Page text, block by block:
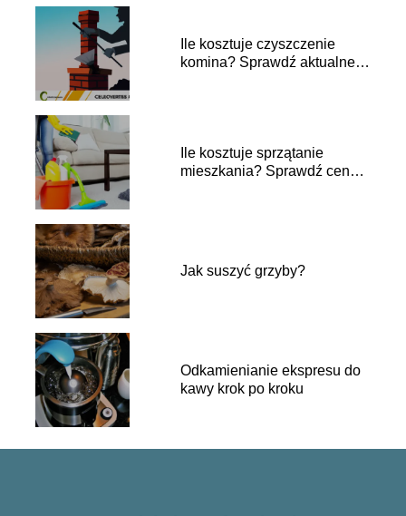
Ile kosztuje czyszczenie
komina? Sprawdź aktualne
Ile kosztuje sprzątanie
mieszkania? Sprawdź ceny i
Jak suszyć grzyby?
Odkamienianie ekspresu do
kawy krok po kroku